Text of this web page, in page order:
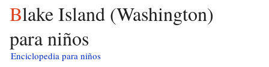
Blake Island (Washington)
para niños
Enciclopedia para niños